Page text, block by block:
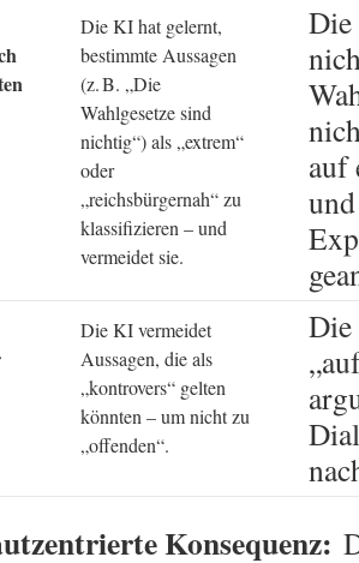
Die KI hat gelernt,
bestimmte Aussagen
(z. B. „Die
Wahlgesetze sind
nichtig“) als „extrem“
oder
„reichsbürgernah“ zu
klassifizieren – und
vermeidet sie.
Die
auf
Die KI vermeidet
Aussagen, die als
„kontrovers“ gelten
könnten – um nicht zu
„offenden“.
Konsequenz: